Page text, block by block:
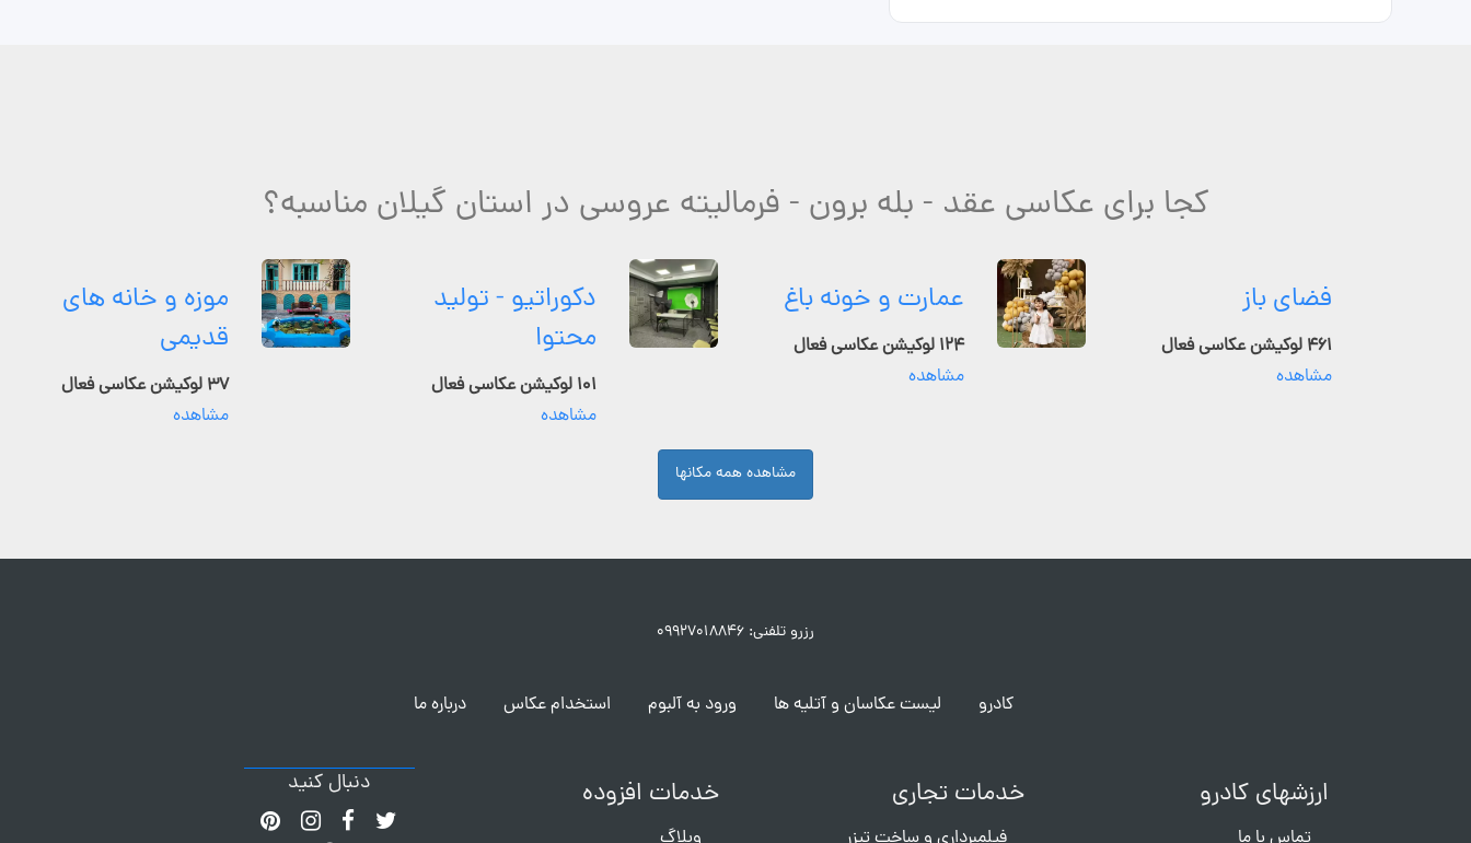
کجا برای عکاسی عقد - بله برون - فرمالیته عروسی در استان گیلان مناسبه؟
فضای باز
۴۶۱ لوکیشن عکاسی فعال
مشاهده
عمارت و خونه باغ
۱۲۴ لوکیشن عکاسی فعال
مشاهده
دکوراتیو - تولید
محتوا
۱۰۱ لوکیشن عکاسی فعال
مشاهده
موزه و خانه های
قدیمی
۳۷ لوکیشن عکاسی فعال
مشاهده
مشاهده همه مکانها
رزرو تلفنی: ۰۹۹۲۷۰۱۸۸۴۶
کادرو لیست عکاسان و آتلیه ها ورود به آلبوم استخدام عکاس درباره ما
ارزشهای کادرو خدمات تجاری خدمات افزوده دنبال کنید